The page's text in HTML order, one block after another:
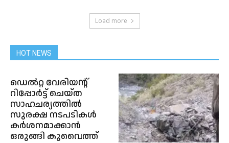
Load more
HOT NEWS
ഡെൽറ്റ വേരിയന്റ്
റിപ്പോർട്ട് ചെയ്ത
സാഹചര്യത്തിൽ
സുരക്ഷ നടപടികൾ
കർശനമാക്കാൻ
ഒരുങ്ങി കുവൈത്ത്